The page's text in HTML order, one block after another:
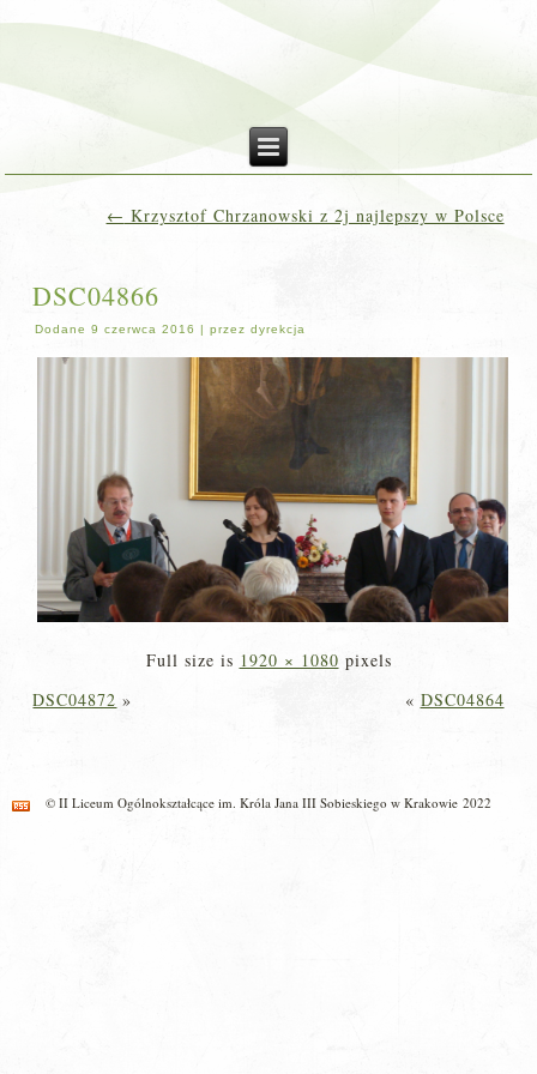
← Krzysztof Chrzanowski z 2j najlepszy w Polsce
DSC04866
Dodane 9 czerwca 2016 |przez dyrekcja
Full size is 1920 × 1080 pixels
DSC04872 » « DSC04864
© II Liceum Ogólnokształcące im. Króla Jana III Sobieskiego w Krakowie 2022